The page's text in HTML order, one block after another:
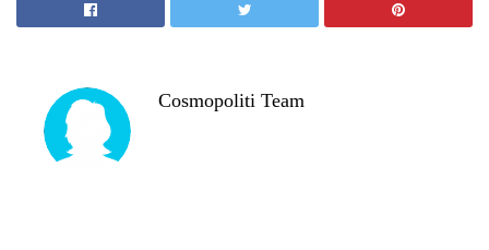
Cosmopoliti Team